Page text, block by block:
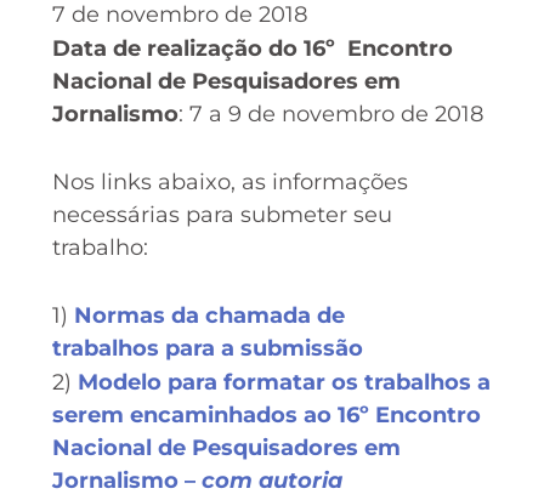
7 de novembro de 2018
Data de realização do 16º Encontro
Nacional de Pesquisadores em
Jornalismo: 7 a 9 de novembro de 2018
Nos links abaixo, as informações
necessárias para submeter seu
trabalho:
1) Normas da chamada de
trabalhos para a submissão
2) Modelo para formatar os trabalhos a
serem encaminhados ao 16º Encontro
Nacional de Pesquisadores em
Jornalismo – com autoria